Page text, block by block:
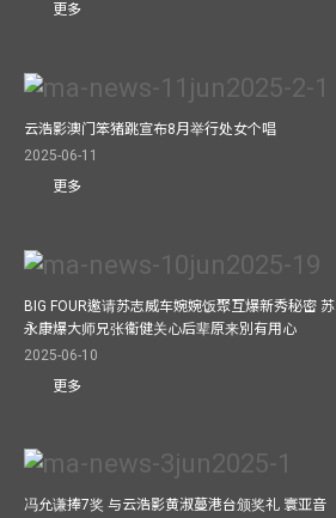
更多
云浩影澳门笨猪跳宣布8月举行处女个唱
2025-06-11
更多
BIG FOUR邀请苏志威车婉婉饭聚互爆新秀秘密 苏
永康爆大师兄张衞健关心后辈原来別有用心
2025-06-10
更多
冯允谦捧7奖 与云浩影黄淑蔓港台颁奖礼 寰亚音